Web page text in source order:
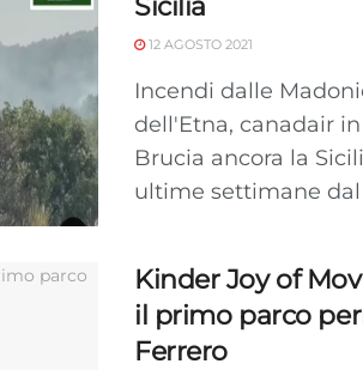
Sicilia
12 AGOSTO 2021
Incendi dalle
dell'Etna, canadair
Brucia ancora la
ultime settimane dal
Kinder Joy of
il primo parco
Ferrero